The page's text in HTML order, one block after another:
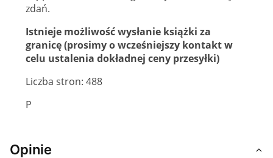
zdań.
Istnieje możliwość wysłanie książki za
granicę (prosimy o wcześniejszy kontakt w
celu ustalenia dokładnej ceny przesyłki)
Liczba stron: 488
P
Opinie